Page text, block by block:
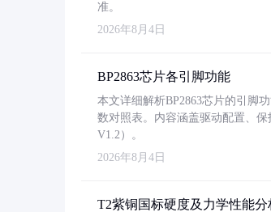
准。
2026年8月4日
BP2863芯片各引脚功能
本文详细解析BP2863芯片的引脚
数对照表。内容涵盖驱动配置、
V1.2）。
2026年8月4日
T2紫铜国标硬度及力学性能分